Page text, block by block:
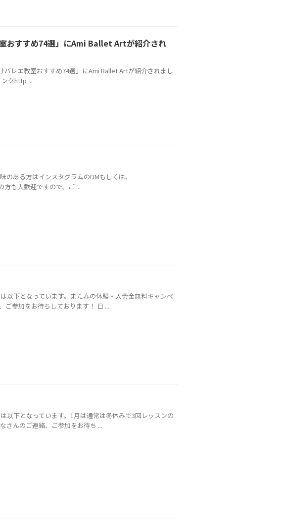
おすすめ74選」にAmi Ballet Artが紹介され
レエ教室おすすめ74選」にAmi Ballet Artが紹介されまし
クhttp ...
ある方はインスタグラムのDMもしくは、
も大歓迎ですので、ご ...
以下となっています。また春の体験・入会金無料キャンペ
ご参加をお待ちしております！ 日 ...
以下となっています。1月は通常は冬休みで3回レッスンの
さんのご連絡、ご参加をお待ち ...